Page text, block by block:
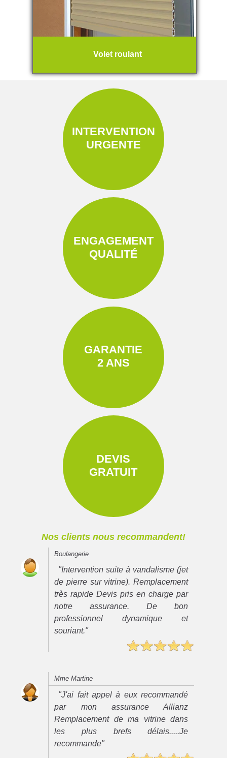
Volet roulant
INTERVENTION
URGENTE
ENGAGEMENT
QUALITÉ
GARANTIE
2 ANS
DEVIS
GRATUIT
Nos clients nous recommandent!
Boulangerie
"Intervention suite à vandalisme (jet
de pierre sur vitrine). Remplacement
très rapide Devis pris en charge par
notre assurance. De bon
professionnel dynamique et
souriant."
Mme Martine
"J'ai fait appel à eux recommandé
par mon assurance Allianz
Remplacement de ma vitrine dans
les plus brefs délais.....Je
recommande"